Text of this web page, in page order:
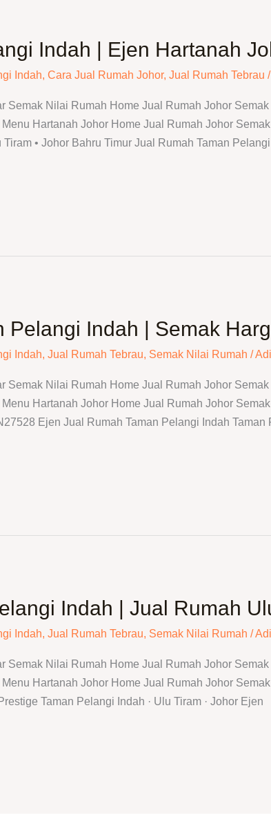
Indah | Ejen Hartanah
Indah, Cara Jual Rumah Johor, Jual Rumah Tebrau /
Semak Nilai Rumah Home Jual Rumah Johor
Hartanah Johor Home Jual Rumah Johor
• Johor Bahru Timur Jual Rumah Taman Pelangi
Pelangi Indah | Semak
Indah, Jual Rumah Tebrau, Semak Nilai Rumah /
Semak Nilai Rumah Home Jual Rumah Johor
Hartanah Johor Home Jual Rumah Johor
Ejen Jual Rumah Taman Pelangi Indah
Indah | Jual Rumah
Indah, Jual Rumah Tebrau, Semak Nilai Rumah /
Semak Nilai Rumah Home Jual Rumah Johor
Hartanah Johor Home Jual Rumah Johor
Taman Pelangi Indah · Ulu Tiram · Johor Ejen